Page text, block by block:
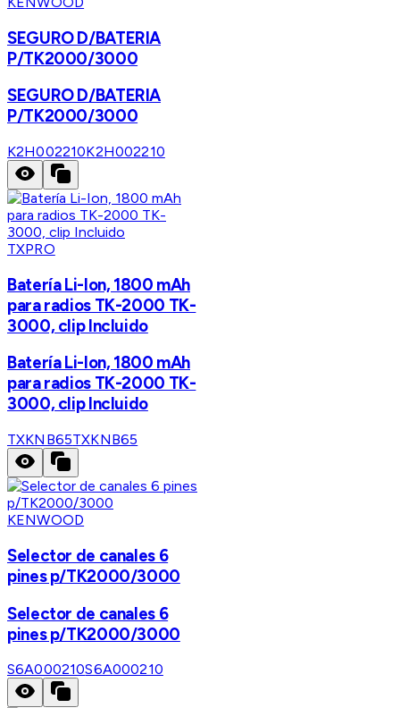
SEGURO D/BATERIA
P/TK2000/3000
SEGURO D/BATERIA
P/TK2000/3000
K2H002210K2H002210
TXPRO
Batería Li-Ion, 1800 mAh
para radios TK-2000 TK-
3000, clip Incluido
Batería Li-Ion, 1800 mAh
para radios TK-2000 TK-
3000, clip Incluido
TXKNB65TXKNB65
KENWOOD
Selector de canales 6
pines p/TK2000/3000
Selector de canales 6
pines p/TK2000/3000
S6A000210S6A000210